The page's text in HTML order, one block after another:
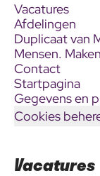
Vacatures
Afdelingen
Duplicaat van
Mensen.
Contact
Startpagina
Gegevens en
Cookies
Vacatures